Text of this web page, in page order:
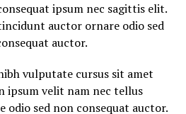
ipsum nec sagittis elit.
auctor ornare odio sed
auctor.
vulputate cursus sit amet
ipsum velit nam nec tellus
sed non consequat auctor.